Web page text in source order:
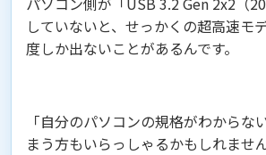
していないと、せっかくの超高速モ
度しか出ないことがあるんです。
「自分のパソコンの規格がわから
まう方もいらっしゃるかもしれません